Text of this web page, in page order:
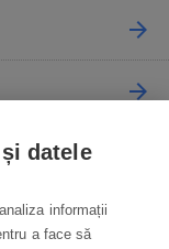
datele
informații
a face să